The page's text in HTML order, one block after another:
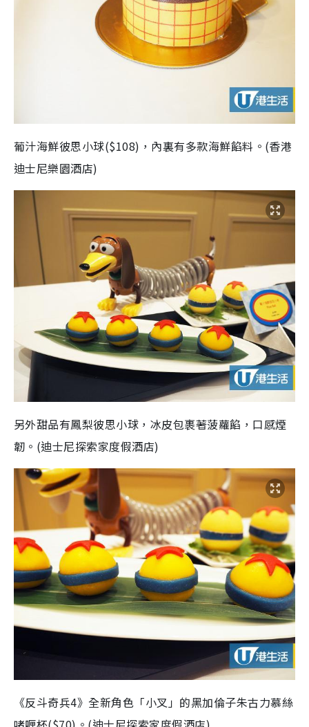
葡汁海鮮彼思小球($108)，內裏有多款海鮮餡料。(香港
迪士尼樂園酒店)
另外甜品有鳳梨彼思小球，冰皮包裹著菠蘿餡，口感煙
韌。(迪士尼探索家度假酒店)
《反斗奇兵4》全新角色「小叉」的黑加倫子朱古力慕絲